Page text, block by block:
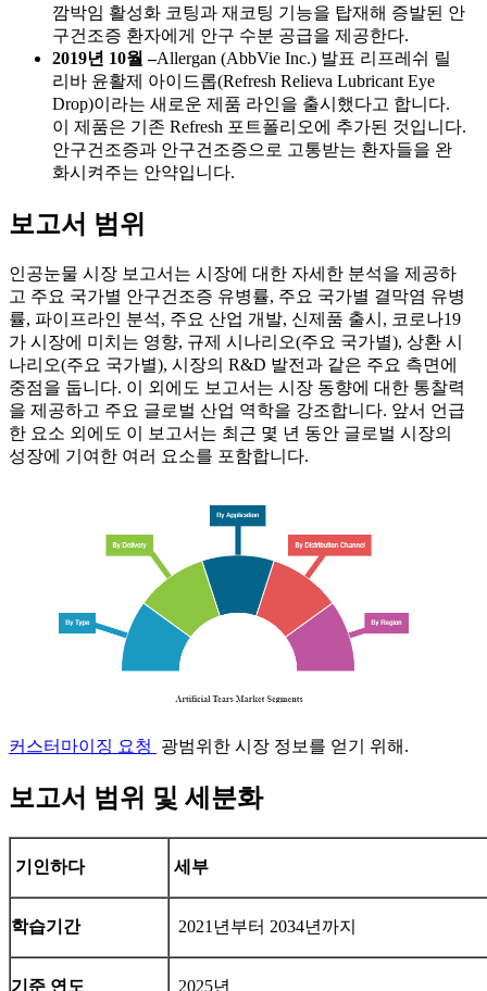
깜박임 활성화 코팅과 재코팅 기능을 탑재해 증발된 안
구건조증 환자에게 안구 수분 공급을 제공한다.
2019년 10월 –Allergan (AbbVie Inc.) 발표 리프레쉬 릴
리바 윤활제 아이드롭(Refresh Relieva Lubricant Eye
Drop)이라는 새로운 제품 라인을 출시했다고 합니다.
이 제품은 기존 Refresh 포트폴리오에 추가된 것입니다.
안구건조증과 안구건조증으로 고통받는 환자들을 완
화시켜주는 안약입니다.
보고서 범위
인공눈물 시장 보고서는 시장에 대한 자세한 분석을 제공하
고 주요 국가별 안구건조증 유병률, 주요 국가별 결막염 유병
률, 파이프라인 분석, 주요 산업 개발, 신제품 출시, 코로나19
가 시장에 미치는 영향, 규제 시나리오(주요 국가별), 상환 시
나리오(주요 국가별), 시장의 R&D 발전과 같은 주요 측면에
중점을 둡니다. 이 외에도 보고서는 시장 동향에 대한 통찰력
을 제공하고 주요 글로벌 산업 역학을 강조합니다. 앞서 언급
한 요소 외에도 이 보고서는 최근 몇 년 동안 글로벌 시장의
성장에 기여한 여러 요소를 포함합니다.
커스터마이징 요청 광범위한 시장 정보를 얻기 위해.
보고서 범위 및 세분화
기인하다 세부
학습기간 2021년부터 2034년까지
기준 연도 2025년